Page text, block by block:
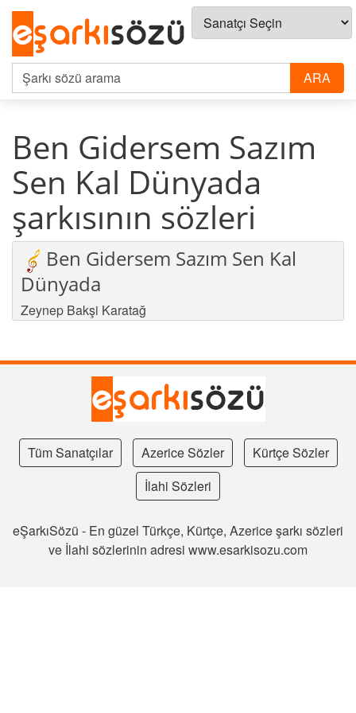
Ben Gidersem Sazım
Sen Kal Dünyada
şarkısının sözleri
Ben Gidersem Sazım Sen Kal
Dünyada
Zeynep Bakşi Karatağ
Tüm Sanatçılar Azerice Sözler
Kürtçe Sözler
İlahi Sözleri
eŞarkıSözü - En güzel Türkçe, Kürtçe, Azerice şarkı sözleri
ve İlahi sözlerinin adresi www.esarkisozu.com